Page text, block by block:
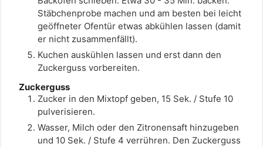
Stäbchenprobe machen und am besten bei leicht
geöffneter Ofentür etwas abkühlen lassen (damit
er nicht zusammenfällt).
Kuchen auskühlen lassen und erst dann den
Zuckerguss vorbereiten.
Zuckerguss
Zucker in den Mixtopf geben, 15 Sek. / Stufe 10
pulverisieren.
Wasser, Milch oder den Zitronensaft hinzugeben
und 10 Sek. / Stufe 4 verrühren. Den Zuckerguss